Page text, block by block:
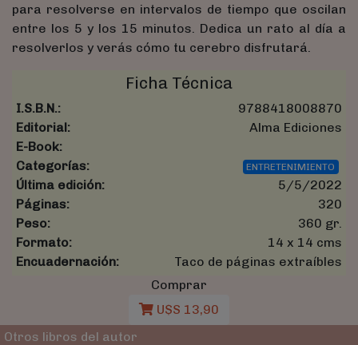
para resolverse en intervalos de tiempo que oscilan
entre los 5 y los 15 minutos. Dedica un rato al día a
resolverlos y verás cómo tu cerebro disfrutará.
Ficha Técnica
I.S.B.N.:
9788418008870
Editorial:
Alma Ediciones
E-Book:
Categorías:
ENTRETENIMIENTO
Última edición:
5/5/2022
Páginas:
320
Peso:
360 gr.
Formato:
14 x 14 cms
Encuadernación:
Taco de páginas extraíbles
Comprar
U$S 13,90
Otros libros del autor